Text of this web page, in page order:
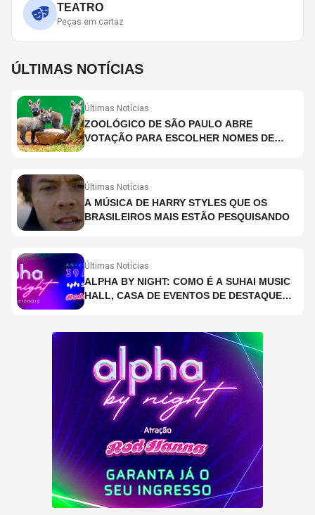
TEATRO
Peças em cartaz
ÚLTIMAS NOTÍCIAS
Últimas Notícias
ZOOLÓGICO DE SÃO PAULO ABRE
VOTAÇÃO PARA ESCOLHER NOMES DE
Últimas Notícias
A MÚSICA DE HARRY STYLES QUE OS
BRASILEIROS MAIS ESTÃO PESQUISANDO
Últimas Notícias
ALPHA BY NIGHT: COMO É A SUHAI MUSIC
HALL, CASA DE EVENTOS DE DESTAQUE